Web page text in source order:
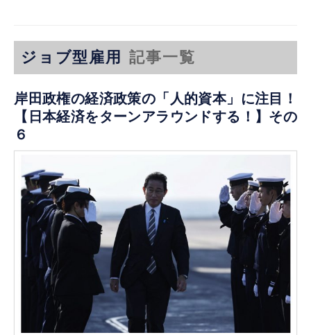
ジョブ型雇用 記事一覧
岸田政権の経済政策の「人的資本」に注目！
【日本経済をターンアラウンドする！】その
６